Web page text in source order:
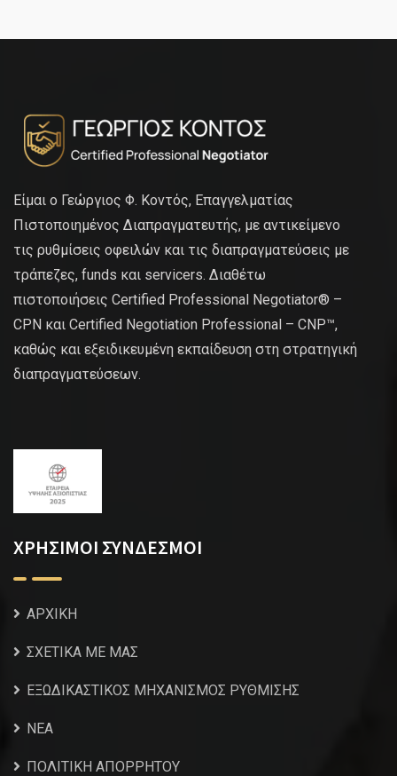
Είμαι ο Γεώργιος Φ. Κοντός, Επαγγελματίας
Πιστοποιημένος Διαπραγματευτής, με αντικείμενο
τις ρυθμίσεις οφειλών και τις διαπραγματεύσεις με
τράπεζες, funds και servicers. Διαθέτω
πιστοποιήσεις Certified Professional Negotiator® –
CPN και Certified Negotiation Professional – CNP™,
καθώς και εξειδικευμένη εκπαίδευση στη στρατηγική
διαπραγματεύσεων.
ΧΡΗΣΙΜΟΙ ΣΥΝΔΕΣΜΟΙ
ΑΡΧΙΚΗ
ΣΧΕΤΙΚΑ ΜΕ ΜΑΣ
ΕΞΩΔΙΚΑΣΤΙΚΟΣ ΜΗΧΑΝΙΣΜΟΣ ΡΥΘΜΙΣΗΣ
NEA
ΠΟΛΙΤΙΚΗ ΑΠΟΡΡΗΤΟΥ